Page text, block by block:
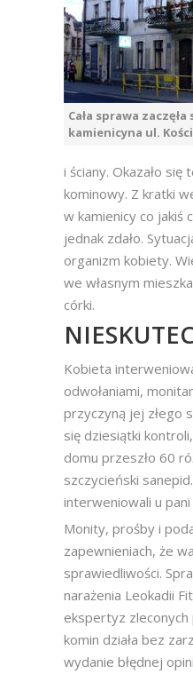
Cała sprawa
kamienicyna ul.
i ściany. Okazało
kominowy. Z kratki
w kamienicy co jakiś
jednak zdało.
organizm kobiety.
we własnym
córki.
Kobieta
odwołaniami,
przyczyną jej złego
się dziesiątki
domu przeszło 60
szczycieński
interweniowali u pani
Monity, prośby i
zapewnieniach, że
sprawiedliwości.
narażenia Leokadii
ekspertyz zleconych
komin działa bez
wydanie błędnej